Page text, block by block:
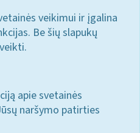
veikimui ir įgalina
Be šių slapukų
apie svetainės
naršymo patirties